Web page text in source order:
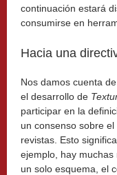
continuación estará
consumirse en
Hacia una
Nos damos cuenta
el desarrollo de
participar en la
un consenso sobre
revistas. Esto
ejemplo, hay
un solo esquema, el